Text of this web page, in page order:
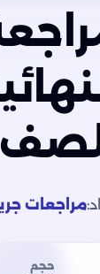
مراجعات
حجم